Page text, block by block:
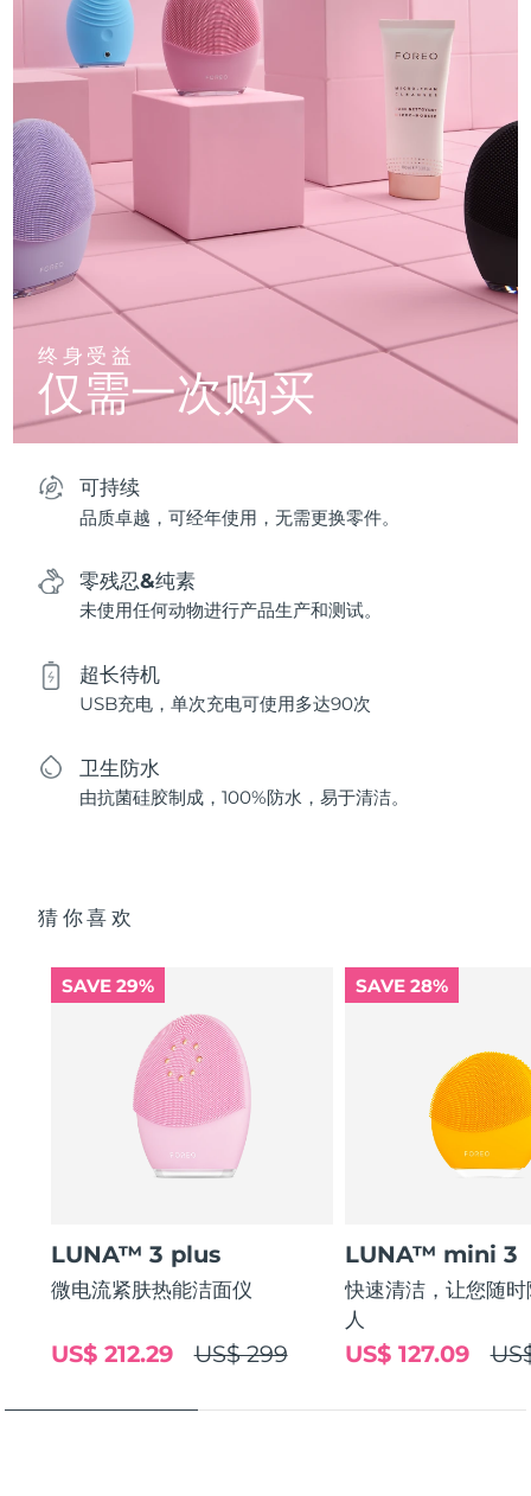
终身受益
仅需一次购买
可持续
品质卓越，可经年使用，无需更换零件。
零残忍&纯素
未使用任何动物进行产品生产和测试。
超长待机
USB充电，单次充电可使用多达90次
卫生防水
由抗菌硅胶制成，100%防水，易于清洁。
猜你喜欢
SAVE 29%
LUNA™ 3 plus
微电流紧肤热能洁面仪
US$ 299
US$ 212.29
SAVE 28%
LUNA™ mini 3
快速清洁，让您随
人
US$ 127.09